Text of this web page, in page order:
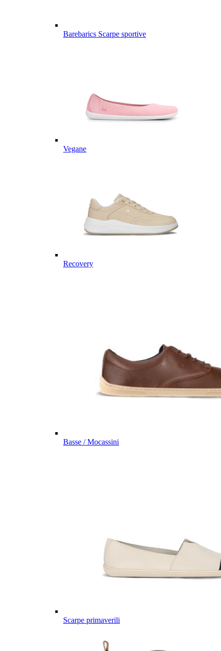
Barebarics Scarpe sportive
Vegane
Recovery
Basse / Mocassini
Scarpe primaverili